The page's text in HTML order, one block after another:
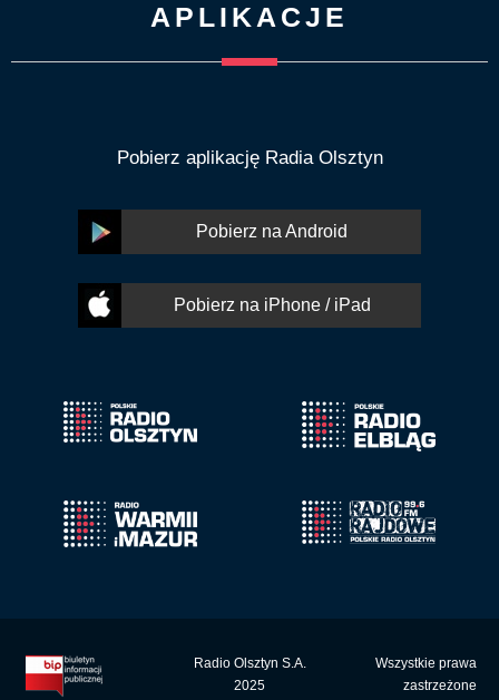
APLIKACJE
Pobierz aplikację Radia Olsztyn
Pobierz na Android
Pobierz na iPhone / iPad
Radio Olsztyn S.A.
2025
Wszystkie prawa
zastrzeżone